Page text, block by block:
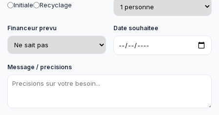
Initiale Recyclage
Financeur prevu Date souhaitee
Message / precisions